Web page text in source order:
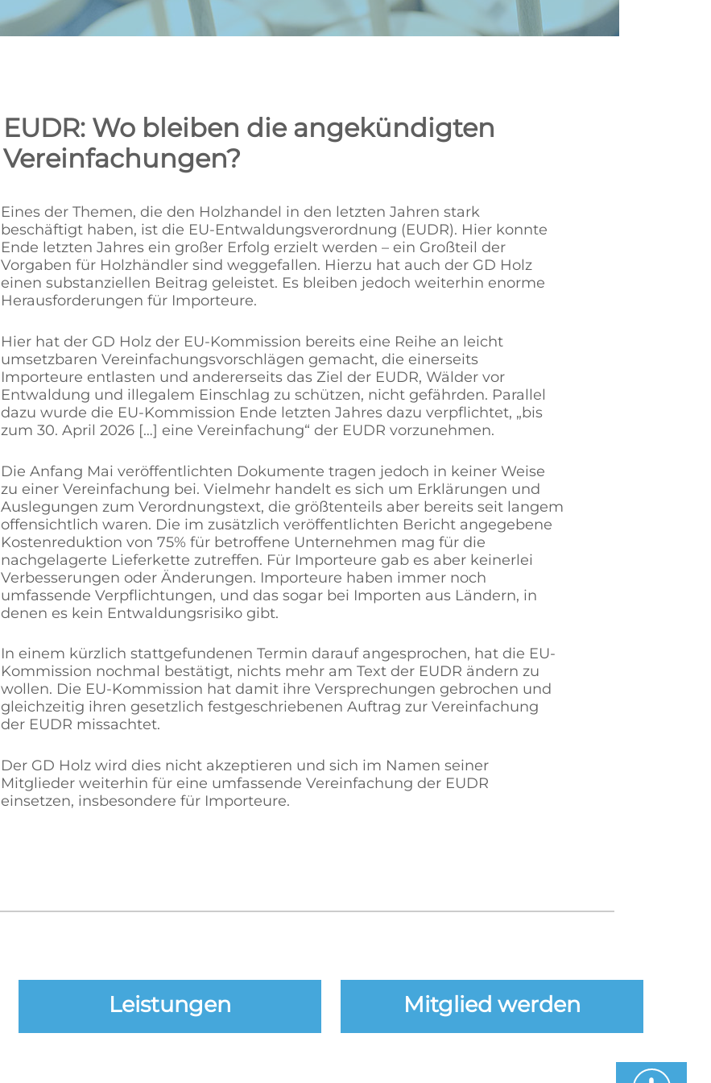
EUDR: Wo bleiben die angekündigten
Vereinfachungen?
Eines der Themen, die den Holzhandel in den letzten Jahren stark
beschäftigt haben, ist die EU-Entwaldungsverordnung (EUDR). Hier konnte
Ende letzten Jahres ein großer Erfolg erzielt werden – ein Großteil der
Vorgaben für Holzhändler sind weggefallen. Hierzu hat auch der GD Holz
einen substanziellen Beitrag geleistet. Es bleiben jedoch weiterhin enorme
Herausforderungen für Importeure.
Hier hat der GD Holz der EU-Kommission bereits eine Reihe an leicht
umsetzbaren Vereinfachungsvorschlägen gemacht, die einerseits
Importeure entlasten und andererseits das Ziel der EUDR, Wälder vor
Entwaldung und illegalem Einschlag zu schützen, nicht gefährden. Parallel
dazu wurde die EU-Kommission Ende letzten Jahres dazu verpflichtet, „bis
zum 30. April 2026 […] eine Vereinfachung“ der EUDR vorzunehmen.
Die Anfang Mai veröffentlichten Dokumente tragen jedoch in keiner Weise
zu einer Vereinfachung bei. Vielmehr handelt es sich um Erklärungen und
Auslegungen zum Verordnungstext, die größtenteils aber bereits seit langem
offensichtlich waren. Die im zusätzlich veröffentlichten Bericht angegebene
Kostenreduktion von 75% für betroffene Unternehmen mag für die
nachgelagerte Lieferkette zutreffen. Für Importeure gab es aber keinerlei
Verbesserungen oder Änderungen. Importeure haben immer noch
umfassende Verpflichtungen, und das sogar bei Importen aus Ländern, in
denen es kein Entwaldungsrisiko gibt.
In einem kürzlich stattgefundenen Termin darauf angesprochen, hat die EU-
Kommission nochmal bestätigt, nichts mehr am Text der EUDR ändern zu
wollen. Die EU-Kommission hat damit ihre Versprechungen gebrochen und
gleichzeitig ihren gesetzlich festgeschriebenen Auftrag zur Vereinfachung
der EUDR missachtet.
Der GD Holz wird dies nicht akzeptieren und sich im Namen seiner
Mitglieder weiterhin für eine umfassende Vereinfachung der EUDR
einsetzen, insbesondere für Importeure.
Leistungen Mitglied werden